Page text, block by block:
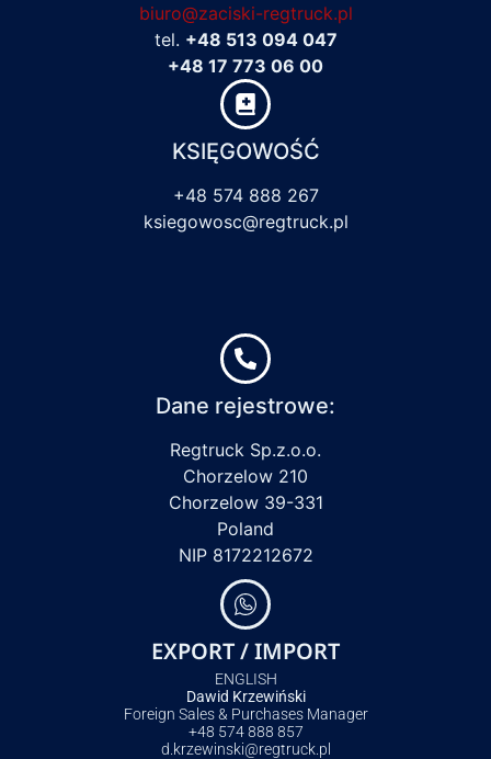
biuro@zaciski-regtruck.pl
tel. +48 513 094 047
+48 17 773 06 00
KSIĘGOWOŚĆ
+48 574 888 267
ksiegowosc@regtruck.pl
Dane rejestrowe:
Regtruck Sp.z.o.o.
Chorzelow 210
Chorzelow 39-331
Poland
NIP 8172212672
EXPORT / IMPORT
ENGLISH
Dawid Krzewiński
Foreign Sales & Purchases Manager
+48 574 888 857
d.krzewinski@regtruck.pl